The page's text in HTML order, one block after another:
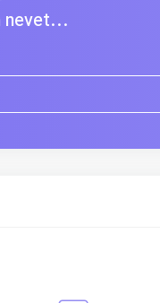
nevet...